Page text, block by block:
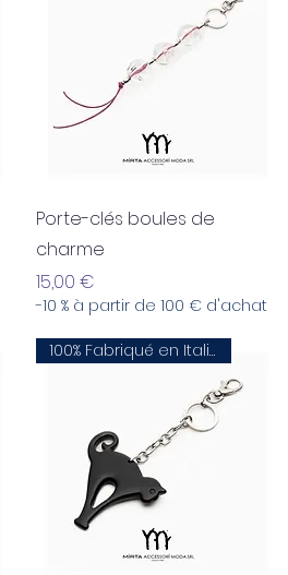
Aperçu rapide
Porte-clés boules de
charme
Prix
15,00 €
-10 % à partir de 100 € d'achat
100% Fabriqué en Italie